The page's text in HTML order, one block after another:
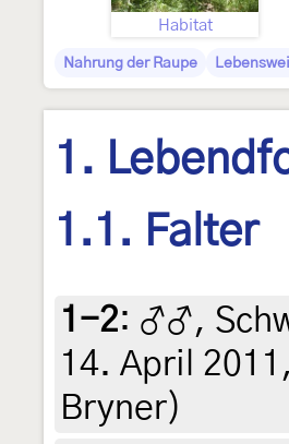
Habitat
Nahrung der Raupe
1.
1.1. Falter
1-2: ♂♂,
14. April
Bryner)